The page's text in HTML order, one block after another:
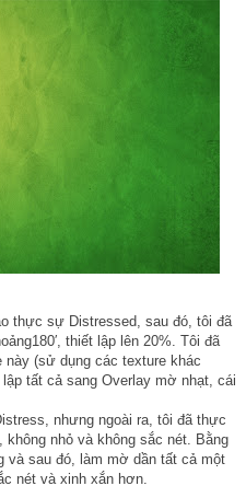
thực sự Distressed, sau đó, tôi đã
thiết lập lên 20%. Tôi đã
này (sử dụng các texture khác
tất cả sang Overlay mờ nhạt, cái
nhưng ngoài ra, tôi đã thực
nhỏ và không sắc nét. Bằng
và sau đó, làm mờ dần tất cả một
nét và xinh xắn hơn.